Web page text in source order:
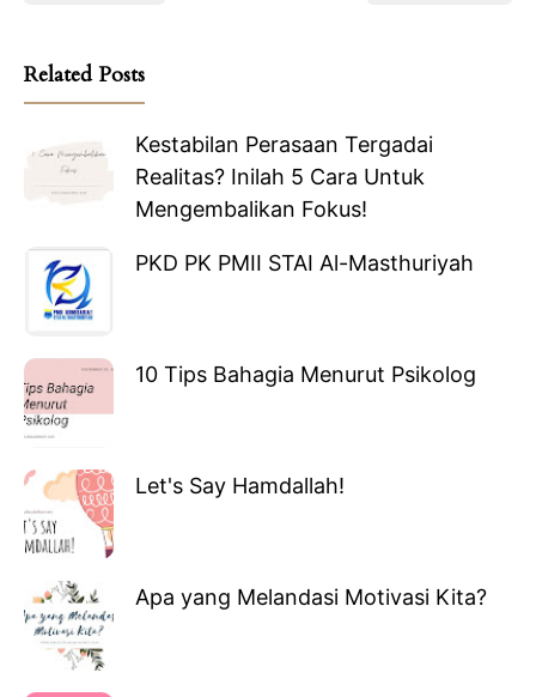
Related Posts
Kestabilan Perasaan Tergadai
Realitas? Inilah 5 Cara Untuk
Mengembalikan Fokus!
PKD PK PMII STAI Al-Masthuriyah
10 Tips Bahagia Menurut Psikolog
Let's Say Hamdallah!
Apa yang Melandasi Motivasi Kita?